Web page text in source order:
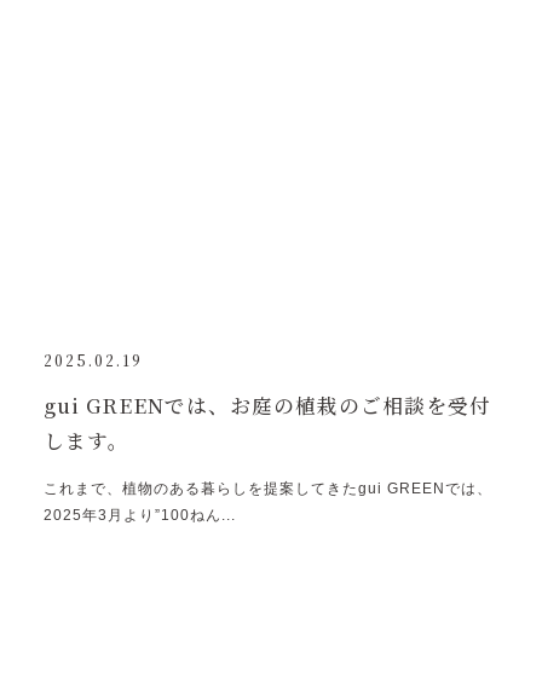
2025.02.19
gui GREENでは、お庭の植栽のご相談を受付
します。
これまで、植物のある暮らしを提案してきたgui GREENでは、
2025年3月より”100ねん...